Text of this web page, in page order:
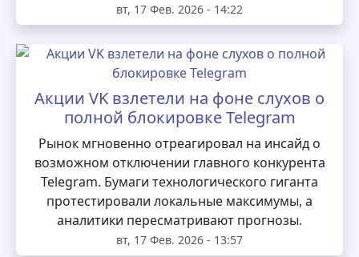
вт, 17 Фев. 2026 - 14:22
Акции VK взлетели на фоне слухов о
полной блокировке Telegram
Рынок мгновенно отреагировал на инсайд о
возможном отключении главного конкурента
Telegram. Бумаги технологического гиганта
протестировали локальные максимумы, а
аналитики пересматривают прогнозы.
вт, 17 Фев. 2026 - 13:57